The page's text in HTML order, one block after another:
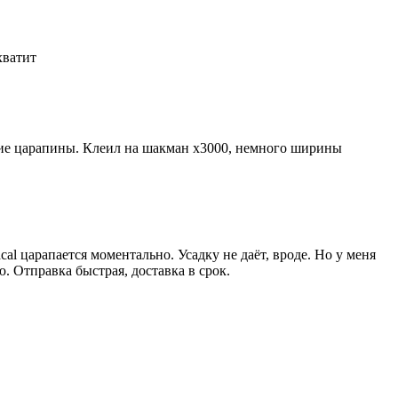
царапины. Клеил на шакман х3000, немного ширины
царапается моментально. Усадку не даёт, вроде. Но у меня
Отправка быстрая, доставка в срок.